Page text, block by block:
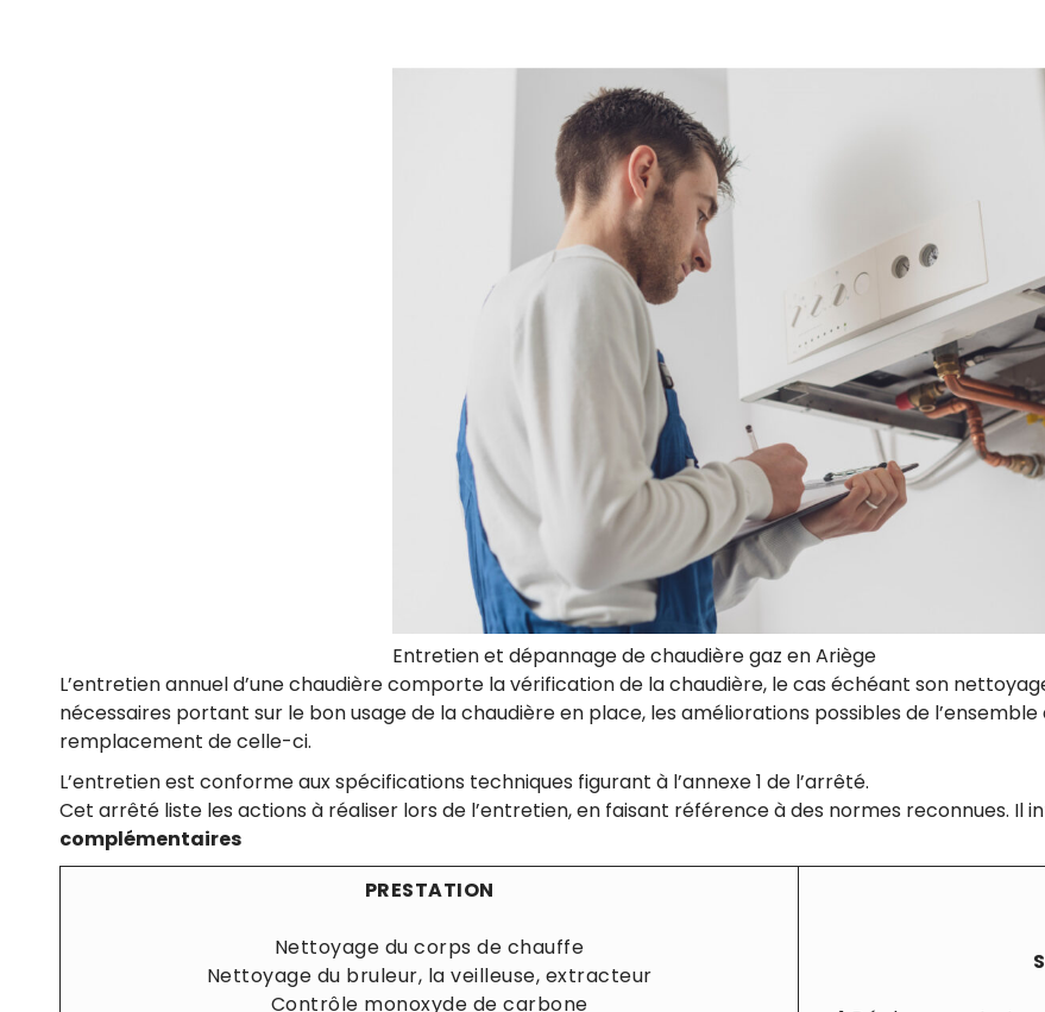
Entretien et dépannage de chaudière gaz en Ariège
L’entretien annuel d’une chaudière comporte la vérification de la chaudière, le cas échéant son
nécessaires portant sur le bon usage de la chaudière en place, les améliorations possibles de
remplacement de celle-ci.
L’entretien est conforme aux spécifications techniques figurant à l’annexe 1 de l’arrêté.
Cet arrêté liste les actions à réaliser lors de l’entretien, en faisant référence à des normes reconnues. Il
complémentaires
PRESTATION
Nettoyage du corps de chauffe
Nettoyage du bruleur, la veilleuse, extracteur
Contrôle ​monoxyde de carbone